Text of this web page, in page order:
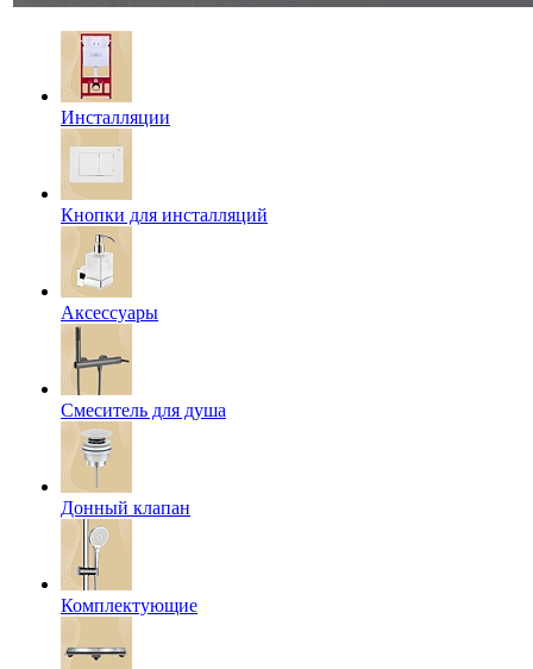
Инсталляции
Кнопки для инсталляций
Аксессуары
Смеситель для душа
Донный клапан
Комплектующие